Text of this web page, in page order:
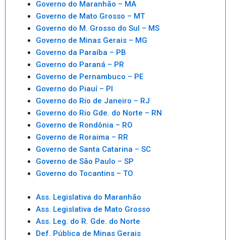
Governo do Maranhão – MA
Governo de Mato Grosso – MT
Governo do M. Grosso do Sul – MS
Governo de Minas Gerais – MG
Governo da Paraíba – PB
Governo do Paraná – PR
Governo de Pernambuco – PE
Governo do Piauí – PI
Governo do Rio de Janeiro – RJ
Governo do Rio Gde. do Norte – RN
Governo de Rondônia – RO
Governo de Roraima – RR
Governo de Santa Catarina – SC
Governo de São Paulo – SP
Governo do Tocantins – TO
Ass. Legislativa do Maranhão
Ass. Legislativa de Mato Grosso
Ass. Leg. do R. Gde. do Norte
Def. Pública de Minas Gerais